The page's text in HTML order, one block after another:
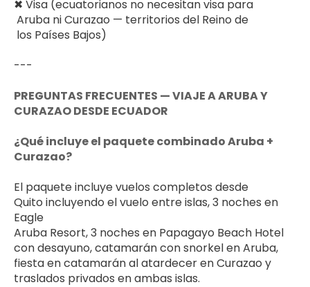
✖ Visa (ecuatorianos no necesitan visa para
Aruba ni Curazao — territorios del Reino de
los Países Bajos)
---
PREGUNTAS FRECUENTES — VIAJE A ARUBA Y
CURAZAO DESDE ECUADOR
¿Qué incluye el paquete combinado Aruba +
Curazao?
El paquete incluye vuelos completos desde
Quito incluyendo el vuelo entre islas, 3 noches en
Eagle
Aruba Resort, 3 noches en Papagayo Beach Hotel
con desayuno, catamarán con snorkel en Aruba,
fiesta en catamarán al atardecer en Curazao y
traslados privados en ambas islas.